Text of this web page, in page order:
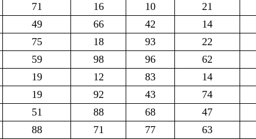
71 16 10 21
49 66 42 14
75 18 93 22
59 98 96 62
19 12 83 14
19 92 43 74
51 88 68 47
88 71 77 63